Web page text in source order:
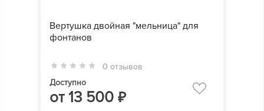
Вертушка двойная "мельница" для
фонтанов
0 отзывов
Доступно
от13 500 ₽